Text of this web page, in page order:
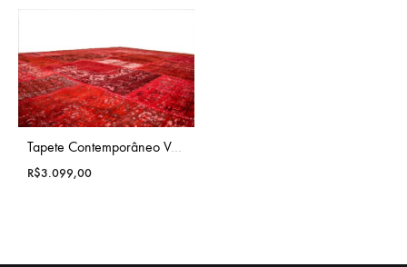
Tapete Contemporâneo Vermelho
R$3.099,00